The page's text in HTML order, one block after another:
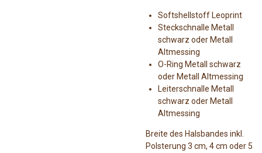
Softshellstoff Leoprint
Steckschnalle Metall
schwarz oder Metall
Altmessing
O-Ring Metall schwarz
oder Metall Altmessing
Leiterschnalle Metall
schwarz oder Metall
Altmessing
Breite des Halsbandes inkl.
Polsterung 3 cm, 4 cm oder 5